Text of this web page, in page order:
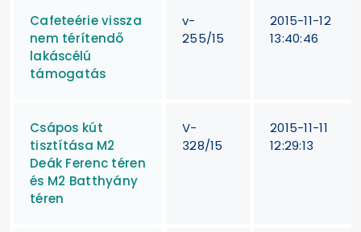
Cafeteérie vissza
nem térítendő
lakáscélú
támogatás
v-
255/15
2015-11-12
13:40:46
Csápos kút
tisztítása M2
Deák Ferenc téren
és M2 Batthyány
téren
V-
328/15
2015-11-11
12:29:13